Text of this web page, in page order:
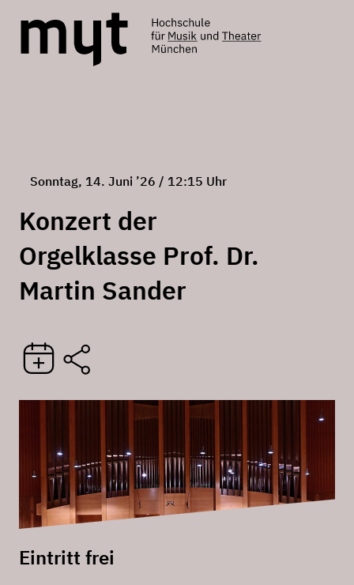
Sonntag, 14. Juni ’26 / 12:15 Uhr
Konzert der
Orgelklasse Prof. Dr.
Martin Sander
Eintritt frei